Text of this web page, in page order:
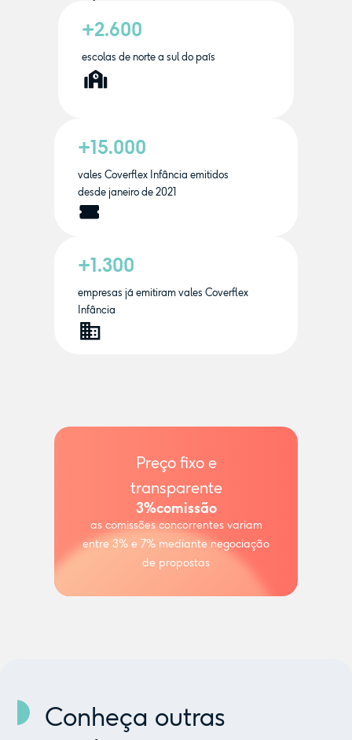
+2.600
escolas de norte a sul do país
+15.000
vales Coverflex Infância emitidos
desde janeiro de 2021
+1.300
empresas já emitiram vales Coverflex
Infância
Preço fixo e
transparente
3%comissão
as comissões concorrentes variam
entre 3% e 7% mediante negociação
de propostas
Conheça outras